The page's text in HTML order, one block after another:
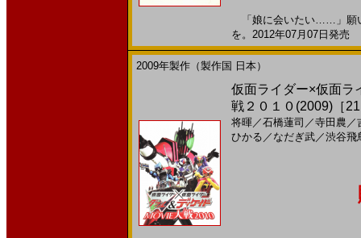
「娘に会いたい……」願
を。2012年07月07日発
2009年製作（製作国 日本）
仮面ライダー×仮面
戦２０１０(2009)［
将暉／石橋蓮司 ／寺田農 ／
ひかる ／ なだぎ武／渋谷飛